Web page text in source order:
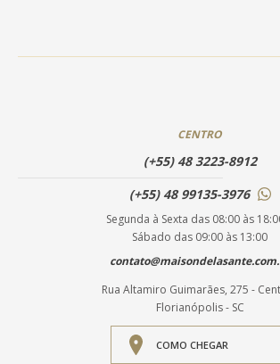
CENTRO
(+55) 48 3223-8912
(+55) 48 99135-3976
Segunda à Sexta das 08:00 às
Sábado das 09:00 às 13:00
Rua Altamiro Guimarães, 275 -
Florianópolis - SC
COMO CHEGAR